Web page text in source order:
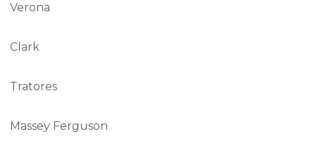
Verona
Clark
Tratores
Massey Ferguson